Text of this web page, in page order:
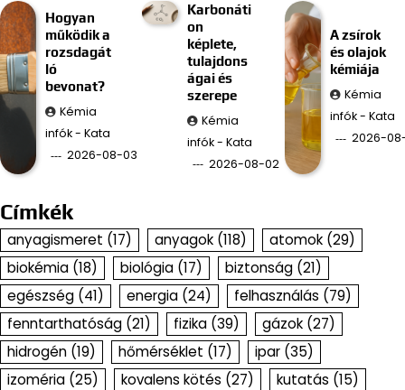
Hogyan
működik a
rozsdagát
ló
bevonat?
Kémia
infók - Kata
2026-08-03
Karbonáti
on
képlete,
tulajdons
ágai és
szerepe
Kémia
infók - Kata
2026-08-02
A zsírok
és olajok
kémiája
Kémia
infók - Kata
2026-
Címkék
anyagismeret (17) anyagok (118) atomok (29)
biokémia (18) biológia (17) biztonság (21)
egészség (41) energia (24) felhasználás (79)
fenntarthatóság (21) fizika (39) gázok (27)
hidrogén (19) hőmérséklet (17) ipar (35)
izoméria (25) kovalens kötés (27) kutatás (15)